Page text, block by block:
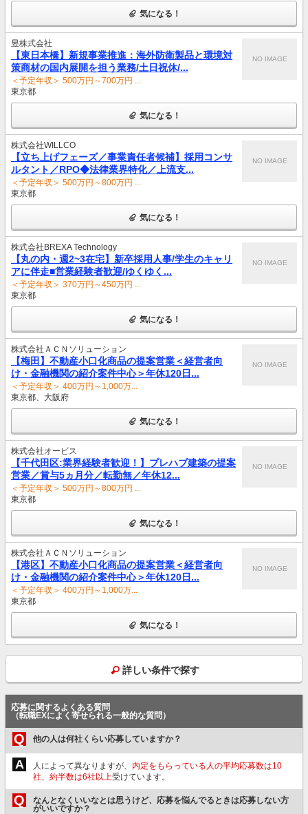
気になる！
昱株式会社
【東日本橋】新規事業推進：海外防衛製品と環境対
策商材の国内展開を担う業務/土日祝休/...
＜予定年収＞ 500万円～700万円 ...
東京都
NO IMAGE
気になる！
株式会社WILLCO
【立ち上げフェーズ／事業責任者候補】採用コンサ
ルタント／RPO◆法律業界特化／上流支...
＜予定年収＞ 500万円～800万円 ...
東京都
NO IMAGE
気になる！
株式会社BREXA Technology
【丸の内・週2~3在宅】新卒採用人事/学生のキャリ
アに伴走■営業経験者歓迎/ゆくゆく...
＜予定年収＞ 370万円～450万円 ...
東京都
NO IMAGE
気になる！
株式会社ＡＣＮソリューション
【梅田】不動産小口化商品の提案営業＜経営者向
け・金融機関の紹介案件中心＞年休120日...
＜予定年収＞ 400万円～1,000万...
東京都、大阪府
NO IMAGE
気になる！
株式会社オービス
【千代田区:業界経験者歓迎！】プレハブ建築の提案
営業／賞与5ヵ月分／転勤無／年休12...
＜予定年収＞ 500万円～800万円 ...
東京都
NO IMAGE
気になる！
株式会社ＡＣＮソリューション
【港区】不動産小口化商品の提案営業＜経営者向
け・金融機関の紹介案件中心＞年休120日...
＜予定年収＞ 400万円～1,000万...
東京都
NO IMAGE
気になる！
詳しい条件で探す
応募に関するよくある質問
（転職EXによく寄せられる一般的な質問）
Q 他の人は何社くらい応募していますか？
A 人によって異なりますが、 内定をもらっている人の平均応募数は10
社、約半数は6社以上受けています。
Q
なんとなくいいなとは思うけど、応募を悩んでるときは応募しない方
がいいですか？